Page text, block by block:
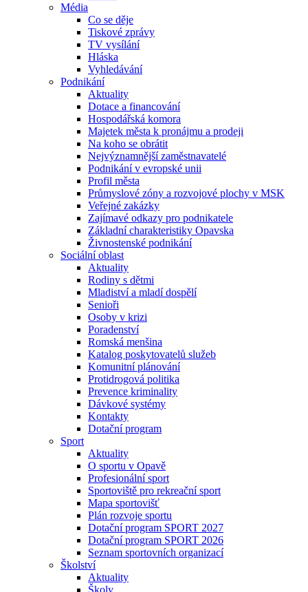
Média
Co se děje
Tiskové zprávy
TV vysílání
Hláska
Vyhledávání
Podnikání
Aktuality
Dotace a financování
Hospodářská komora
Majetek města k pronájmu a prodeji
Na koho se obrátit
Nejvýznamnější zaměstnavatelé
Podnikání v evropské unii
Profil města
Průmyslové zóny a rozvojové plochy v MSK
Veřejné zakázky
Zajímavé odkazy pro podnikatele
Základní charakteristiky Opavska
Živnostenské podnikání
Sociální oblast
Aktuality
Rodiny s dětmi
Mladiství a mladí dospělí
Senioři
Osoby v krizi
Poradenství
Romská menšina
Katalog poskytovatelů služeb
Komunitní plánování
Protidrogová politika
Prevence kriminality
Dávkové systémy
Kontakty
Dotační program
Sport
Aktuality
O sportu v Opavě
Profesionální sport
Sportoviště pro rekreační sport
Mapa sportovišť
Plán rozvoje sportu
Dotační program SPORT 2027
Dotační program SPORT 2026
Seznam sportovních organizací
Školství
Aktuality